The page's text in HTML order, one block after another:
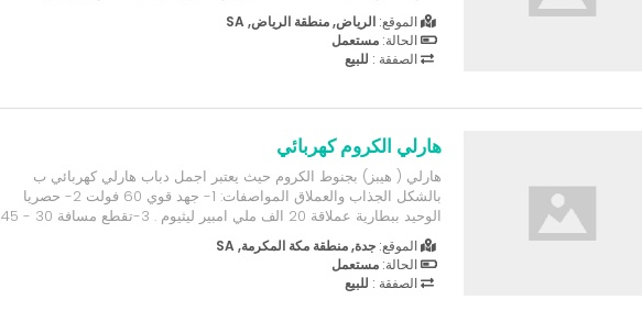
ماشاءالله شغل و توكل الاضافات: حامل اكواب حامل جوال وسادة مقعد
اضافية مريحة كشافات ليد قوية جدا قزاز امامي شنط جانية باك ريست مع...
الموقع: الرياض, منطقة الرياض, SA
الحالة: مستعمل
الصفقة : للبيع
هارلي الكروم كهربائي
هارلي ( هيبز) بجنوط الكروم حيث يعتبر اجمل دباب هارلي كهربائي ب
بالشكل الجذاب والعملاق المواصفات: 1- جهد قوي 60 فولت 2- حصريا
الوحيد ببطارية عملاقة 20 الف ملي امبير ليثيوم . 3-تقطع مسافة 30 - 45
أمامي 2 انماط اناري عالي وواطي 6- خلفية وإشارات وبوري 6- مرفق...الموقع: جدة, منطقة مكة المكرمة, SA
الحالة: مستعمل
الصفقة : للبيع